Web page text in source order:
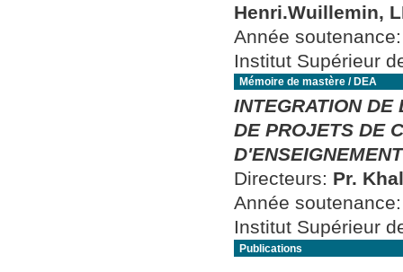
Henri.Wuillemin,
Année
Institut Supérieur
Mémoire de mastère / DEA
INTEGRATION
DE PROJETS DE
Directeurs: Pr.
Année
Institut Supérieur
Publications